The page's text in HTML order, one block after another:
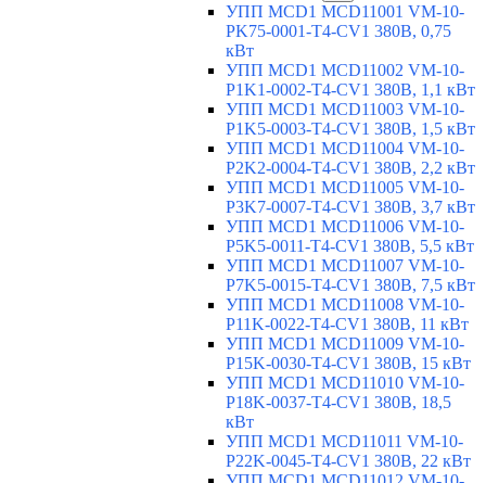
УПП MCD1 MCD11001 VM-10-
PK75-0001-T4-CV1 380В, 0,75
кВт
УПП MCD1 MCD11002 VM-10-
P1K1-0002-T4-CV1 380В, 1,1 кВт
УПП MCD1 MCD11003 VM-10-
P1K5-0003-T4-CV1 380В, 1,5 кВт
УПП MCD1 MCD11004 VM-10-
P2K2-0004-T4-CV1 380В, 2,2 кВт
УПП MCD1 MCD11005 VM-10-
P3K7-0007-T4-CV1 380В, 3,7 кВт
УПП MCD1 MCD11006 VM-10-
P5K5-0011-T4-CV1 380В, 5,5 кВт
УПП MCD1 MCD11007 VM-10-
P7K5-0015-T4-CV1 380В, 7,5 кВт
УПП MCD1 MCD11008 VM-10-
P11K-0022-T4-CV1 380В, 11 кВт
УПП MCD1 MCD11009 VM-10-
P15K-0030-T4-CV1 380В, 15 кВт
УПП MCD1 MCD11010 VM-10-
P18K-0037-T4-CV1 380В, 18,5
кВт
УПП MCD1 MCD11011 VM-10-
P22K-0045-T4-CV1 380В, 22 кВт